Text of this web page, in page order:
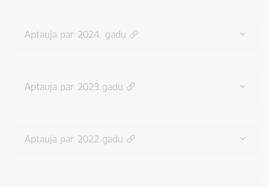
Aptauja par 2024. gadu
Aptauja par 2023.gadu
Aptauja par 2022.gadu